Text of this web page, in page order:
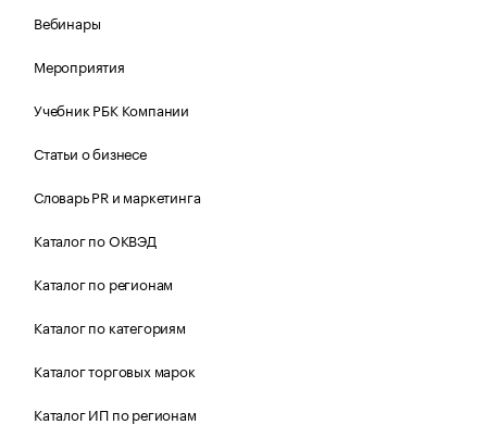
Вебинары
Мероприятия
Учебник РБК Компании
Статьи о бизнесе
Словарь PR и маркетинга
Каталог по ОКВЭД
Каталог по регионам
Каталог по категориям
Каталог торговых марок
Каталог ИП по регионам